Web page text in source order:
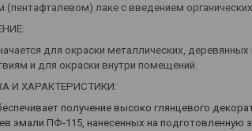
(пентафталевом) лаке с введением
для окраски металлических,
и для окраски внутри помещений.
И ХАРАКТЕРИСТИКИ:
получение высоко глянцевого
эмали ПФ-115, нанесенных на подготовленную